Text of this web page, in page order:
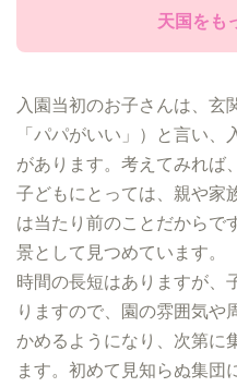
天国をも
入園当初のお子さんは、玄
「パパがいい」）と言い
があります。考えてみれば
子どもにとっては、親や家
は当たり前のことだからで
景として見つめています。
時間の長短はありますが、
りますので、園の雰囲気や
かめるようになり、次第に
ます。初めて見知らぬ集団